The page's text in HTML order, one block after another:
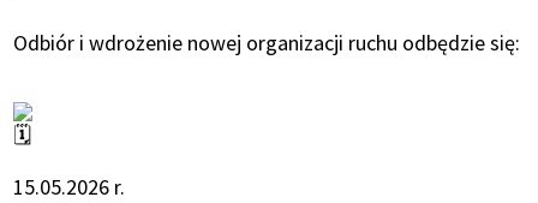
Odbiór i wdrożenie nowej organizacji ruchu odbędzie się:
15.05.2026 r.